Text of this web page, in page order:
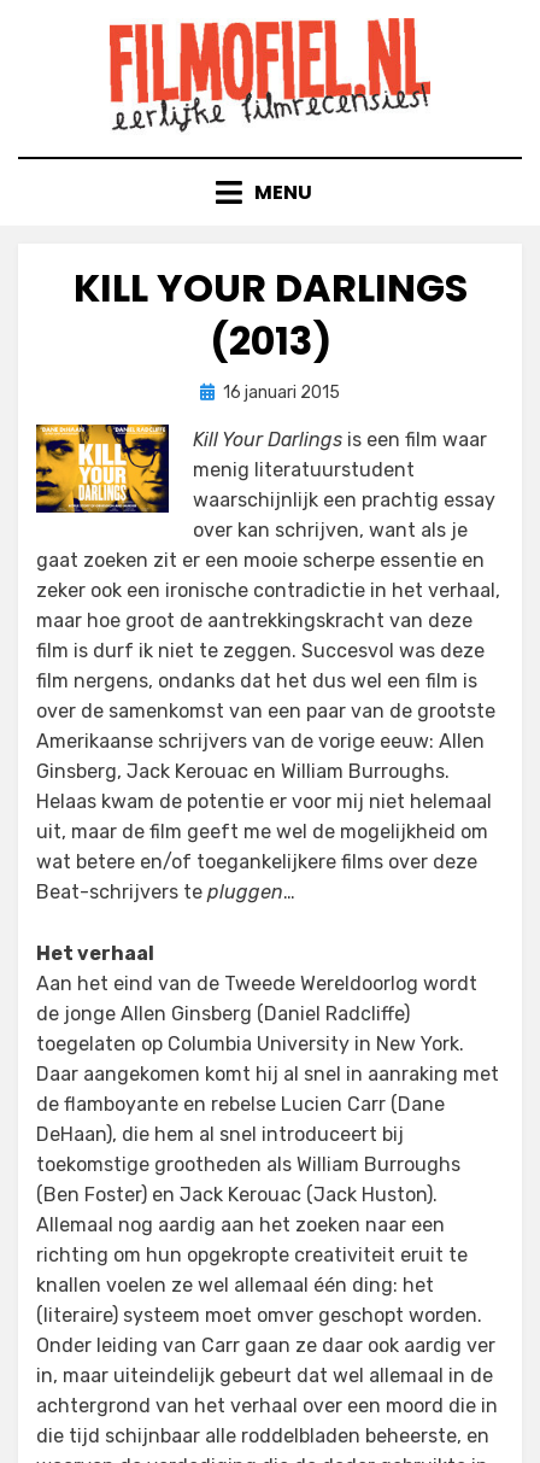
MENU
KILL YOUR DARLINGS
(2013)
doorFilmofiel.nl
Geplaatst
16 januari 2015
Kill Your Darlings is een film waar
menig literatuurstudent
waarschijnlijk een prachtig essay
over kan schrijven, want als je
gaat zoeken zit er een mooie scherpe essentie en
zeker ook een ironische contradictie in het verhaal,
maar hoe groot de aantrekkingskracht van deze
film is durf ik niet te zeggen. Succesvol was deze
film nergens, ondanks dat het dus wel een film is
over de samenkomst van een paar van de grootste
Amerikaanse schrijvers van de vorige eeuw: Allen
Ginsberg, Jack Kerouac en William Burroughs.
Helaas kwam de potentie er voor mij niet helemaal
uit, maar de film geeft me wel de mogelijkheid om
wat betere en/of toegankelijkere films over deze
Beat-schrijvers te pluggen…
Het verhaal
Aan het eind van de Tweede Wereldoorlog wordt
de jonge Allen Ginsberg (Daniel Radcliffe)
toegelaten op Columbia University in New York.
Daar aangekomen komt hij al snel in aanraking met
de flamboyante en rebelse Lucien Carr (Dane
DeHaan), die hem al snel introduceert bij
toekomstige grootheden als William Burroughs
(Ben Foster) en Jack Kerouac (Jack Huston).
Allemaal nog aardig aan het zoeken naar een
richting om hun opgekropte creativiteit eruit te
knallen voelen ze wel allemaal één ding: het
(literaire) systeem moet omver geschopt worden.
Onder leiding van Carr gaan ze daar ook aardig ver
in, maar uiteindelijk gebeurt dat wel allemaal in de
achtergrond van het verhaal over een moord die in
die tijd schijnbaar alle roddelbladen beheerste, en